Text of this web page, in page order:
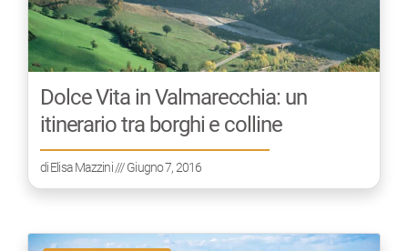
Dolce Vita in Valmarecchia: un
itinerario tra borghi e colline
diElisa Mazzini/// Giugno 7, 2016